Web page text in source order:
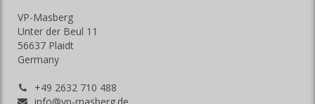
VP-Masberg
Unter der Beul 11
56637 Plaidt
Germany
+49 2632 710 488
info@vp-masberg.de